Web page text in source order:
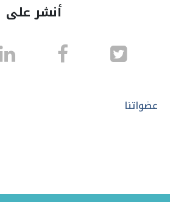
أنشر على
انشر انشر
عضواتنا